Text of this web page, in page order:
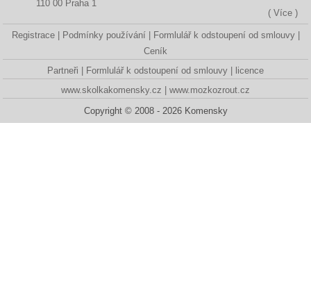
110 00 Praha 1
( Více )
Registrace Podmínky používání
Formlulář k odstoupení od smlouvy
Ceník
Partneři
Formlulář k odstoupení od smlouvy
licence
www.skolkakomensky.cz
www.mozkozrout.cz
Copyright © 2008 - 2026 Komensky